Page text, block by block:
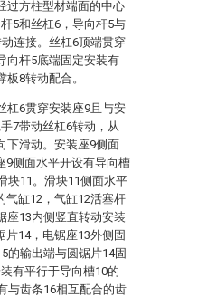
过方柱型材端面的中心
5和丝杠6，导向杆5与
连接。丝杠6顶端贯穿
向杆5底端固定安装有
8转动配合。
杠6贯穿安装座9且与安
7带动丝杠6转动，从
下滑动。安装座9侧面
9侧面水平开设有导向槽
块11。滑块11侧面水平
气缸12，气缸12活塞杆
座13内侧竖直转动安装
14，电锯座13外侧固
的输出端与圆锯片14固
有平行于导向槽10的
与齿条16相互配合的齿